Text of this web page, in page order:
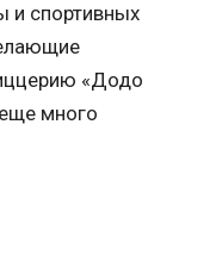
спортивных
«Додо
много